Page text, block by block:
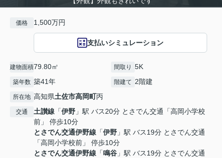
価格 1,500万円
支払いシミュレーション
建物面積79.80㎡ 間取り 5K
築年数 築41年 階建て 2階建
所在地 高知県土佐市高岡町丙
交通 土讃線 「伊野 」駅 バス20分 とさでん交通「高岡小学校
前」 停歩10分
とさでん交通伊野線 「伊野 」駅 バス19分 とさでん交通
「高岡小学校前」 停歩10分
とさでん交通伊野線 「鳴谷 」駅 バス19分 とさでん交通